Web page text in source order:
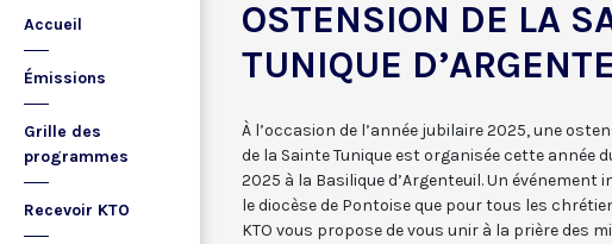
Accueil
Émissions
Grille des
programmes
Recevoir KTO
OSTENSION DE LA
TUNIQUE
À l’occasion de l’année jubilaire 2025, une
de la Sainte Tunique est organisée cette année
2025 à la Basilique d’Argenteuil. Un
le diocèse de Pontoise que pour tous les
KTO vous propose de vous unir à la prière des